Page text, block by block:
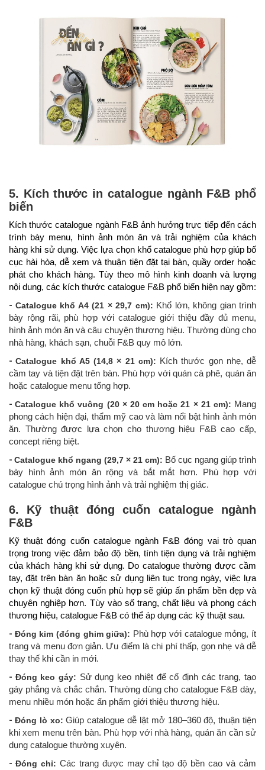
5. Kích thước in catalogue ngành F&B phổ
biến
Kích thước catalogue ngành F&B ảnh hưởng trực tiếp đến cách
trình bày menu, hình ảnh món ăn và trải nghiệm của khách
hàng khi sử dụng. Việc lựa chọn khổ catalogue phù hợp giúp bố
cục hài hòa, dễ xem và thuận tiện đặt tại bàn, quầy order hoặc
phát cho khách hàng. Tùy theo mô hình kinh doanh và lượng
nội dung, các kích thước catalogue F&B phổ biến hiện nay gồm:
- Catalogue khổ A4 (21 × 29,7 cm): Khổ lớn, không gian trình
bày rộng rãi, phù hợp với catalogue giới thiệu đầy đủ menu,
hình ảnh món ăn và câu chuyện thương hiệu. Thường dùng cho
nhà hàng, khách sạn, chuỗi F&B quy mô lớn.
-Catalogue khổ A5 (14,8 × 21 cm): Kích thước gọn nhẹ, dễ
cầm tay và tiện đặt trên bàn. Phù hợp với quán cà phê, quán ăn
hoặc catalogue menu tổng hợp.
-Catalogue khổ vuông (20 × 20 cm hoặc 21 × 21 cm): Mang
phong cách hiện đại, thẩm mỹ cao và làm nổi bật hình ảnh món
ăn. Thường được lựa chọn cho thương hiệu F&B cao cấp,
concept riêng biệt.
- Catalogue khổ ngang (29,7 × 21 cm): Bố cục ngang giúp trình
bày hình ảnh món ăn rộng và bắt mắt hơn. Phù hợp với
catalogue chú trọng hình ảnh và trải nghiệm thị giác.
6. Kỹ thuật đóng cuốn catalogue ngành
F&B
Kỹ thuật đóng cuốn catalogue ngành F&B đóng vai trò quan
trọng trong việc đảm bảo độ bền, tính tiện dụng và trải nghiệm
của khách hàng khi sử dụng. Do catalogue thường được cầm
tay, đặt trên bàn ăn hoặc sử dụng liên tục trong ngày, việc lựa
chọn kỹ thuật đóng cuốn phù hợp sẽ giúp ấn phẩm bền đẹp và
chuyên nghiệp hơn. Tùy vào số trang, chất liệu và phong cách
thương hiệu, catalogue F&B có thể áp dụng các kỹ thuật sau.
- Đóng kim (đóng ghim giữa): Phù hợp với catalogue mỏng, ít
trang và menu đơn giản. Ưu điểm là chi phí thấp, gọn nhẹ và dễ
thay thế khi cần in mới.
- Đóng keo gáy: Sử dụng keo nhiệt để cố định các trang, tạo
gáy phẳng và chắc chắn. Thường dùng cho catalogue F&B dày,
menu nhiều món hoặc ấn phẩm giới thiệu thương hiệu.
- Đóng lò xo: Giúp catalogue dễ lật mở 180–360 độ, thuận tiện
khi xem menu trên bàn. Phù hợp với nhà hàng, quán ăn cần sử
dụng catalogue thường xuyên.
- Đóng chỉ: Các trang được may chỉ tạo độ bền cao và cảm